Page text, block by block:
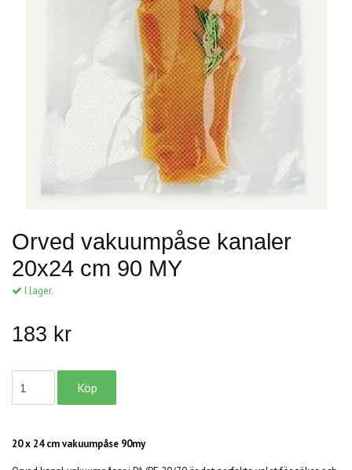
Orved vakuumpåse kanaler
20x24 cm 90 MY
I lager.
183 kr
20 x 24 cm vakuumpåse 90my